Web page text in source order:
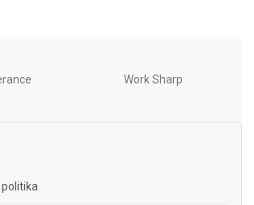
Work Sharp